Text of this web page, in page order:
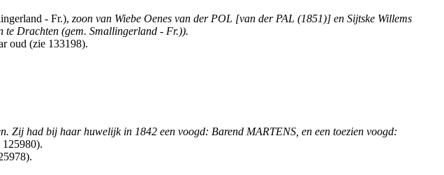
- Fr.), zoon van Wiebe Oenes van der POL [van der PAL (1851)] en Sijtske Willems
te Drachten (gem. Smallingerland - Fr.)).
oud (zie 133198).
Zij had bij haar huwelijk in 1842 een voogd: Barend MARTENS, en een toezien voogd:
125980).